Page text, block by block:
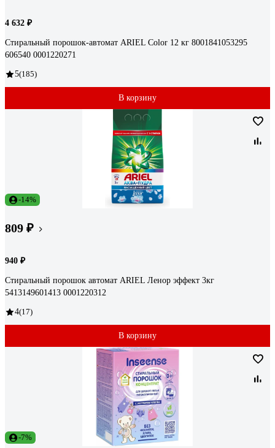
4 632 ₽
Стиральный порошок-автомат ARIEL Color 12 кг 8001841053295
606540 0001220271
5(185)
В корзину
-14%
809 ₽
940 ₽
Стиральный порошок автомат ARIEL Ленор эффект 3кг
5413149601413 0001220312
4(17)
В корзину
-7%